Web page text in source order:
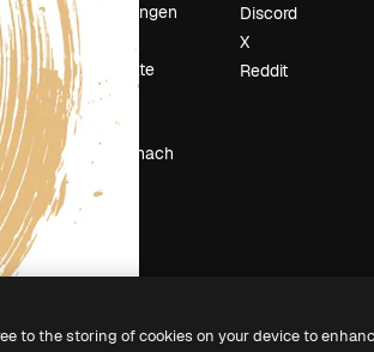
Veranstaltungen
Slidesgo
Deine Inhalte
verkaufen
Pressesaal
Suchst du nach
magnific.ai
Discord
X
Reddit
to the storing of cookies on your device to